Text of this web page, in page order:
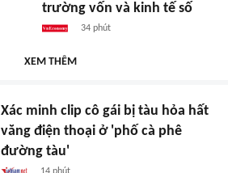
trường vốn và kinh tế số
34 phút
XEM THÊM
Xác minh clip cô gái bị tàu hỏa hất
văng điện thoại ở 'phố cà phê
đường tàu'